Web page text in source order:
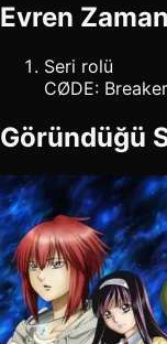
Evren
Seri rolü
CØDE:
Göründüğü